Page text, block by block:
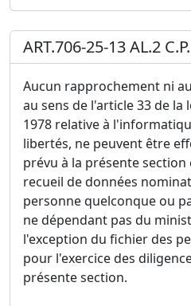
ART.706-25-13 AL.2
Aucun rapprochement ni
au sens de l'article 33 de la
1978 relative à
libertés, ne peuvent être
prévu à la présente
recueil de données
personne quelconque ou
ne dépendant pas du
l'exception du fichier des
pour l'exercice des
présente section.